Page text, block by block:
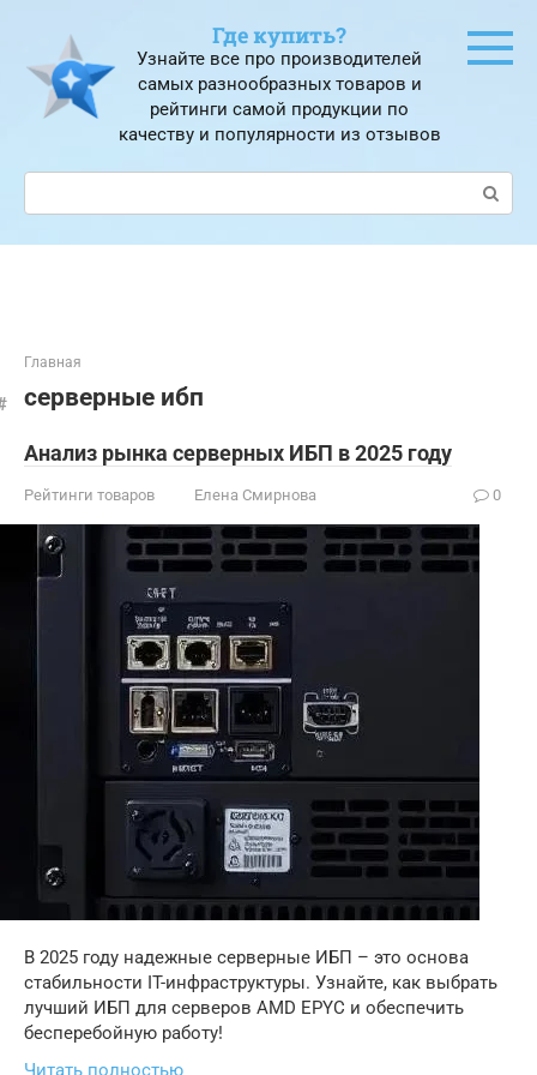
контенту
Где купить?
Узнайте все про производителей
самых разнообразных товаров и
рейтинги самой продукции по
качеству и популярности из отзывов
Поиск:
Главная
серверные ибп
Анализ рынка серверных ИБП в 2025 году
Рейтинги товаров Елена Смирнова 0
В 2025 году надежные серверные ИБП – это основа
стабильности IT-инфраструктуры. Узнайте, как выбрать
лучший ИБП для серверов AMD EPYC и обеспечить
бесперебойную работу!
Читать полностью